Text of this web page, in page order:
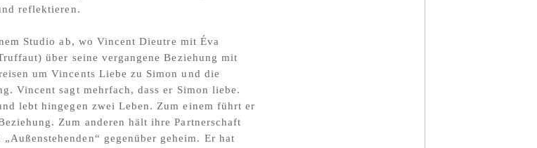
reflektieren.
Studio ab, wo Vincent Dieutre mit Éva
über seine vergangene Beziehung mit
um Vincents Liebe zu Simon und die
Vincent sagt mehrfach, dass er Simon liebe.
lebt hingegen zwei Leben. Zum einem führt er
Zum anderen hält ihre Partnerschaft
gegenüber geheim. Er hat